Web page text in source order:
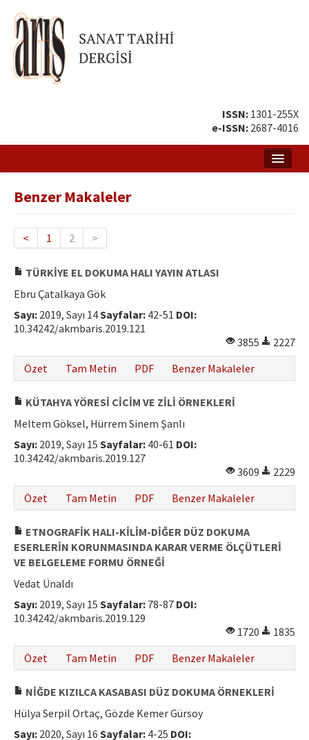
ISSN: 1301-255X
e-ISSN: 2687-4016
Amaç ve Kapsam
Yayın ve Editör Kurulu
Yazar Rehberi
Hakem Rehberi
İletişim
Benzer Makaleler
< 1 2 >
TÜRKİYE EL DOKUMA HALI YAYIN ATLASI
Ebru Çatalkaya Gök
Sayı: 2019, Sayı 14Sayfalar: 42-51 DOI:
10.34242/akmbaris.2019.121
3855
2227
Özet
Tam Metin PDF Benzer Makaleler
KÜTAHYA YÖRESİ CİCİM VE ZİLİ ÖRNEKLERİ
Meltem Göksel, Hürrem Sinem Şanlı
Sayı: 2019, Sayı 15 Sayfalar: 40-61 DOI:
10.34242/akmbaris.2019.127
3609
2229
Özet
Tam Metin PDF Benzer Makaleler
ETNOGRAFİK HALI-KİLİM-DİĞER DÜZ DOKUMA
ESERLERİN KORUNMASINDA KARAR VERME ÖLÇÜTLERİ
VE BELGELEME FORMU ÖRNEĞİ
Vedat Ünaldı
Sayı: 2019, Sayı 15 Sayfalar: 78-87 DOI:
10.34242/akmbaris.2019.129
1720
1835
Özet
Tam Metin PDF Benzer Makaleler
NİĞDE KIZILCA KASABASI DÜZ DOKUMA ÖRNEKLERİ
Hülya Serpil Ortaç, Gözde Kemer Gürsoy
Sayı: 2020, Sayı 16 Sayfalar: 4-25 DOI: